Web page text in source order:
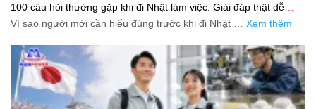
100 câu hỏi thường gặp khi đi Nhật làm việc: Giải đáp thật dễ
hiểu cho người mới bắt đầu
Vì sao người mới cần hiểu đúng trước khi đi Nhật … Xem thêm